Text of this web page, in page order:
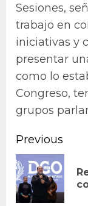
Sesiones,
trabajo en
iniciativas y
presentar
como lo
Congreso,
grupos
Continue
Reading
Previous